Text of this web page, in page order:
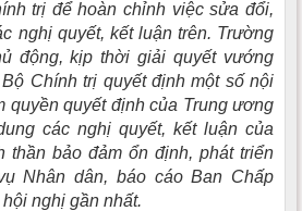
trị để hoàn chỉnh việc sửa đổi,
nghị quyết, kết luận trên. Trường
động, kịp thời giải quyết vướng
Chính trị quyết định một số nội
quyền quyết định của Trung ương
các nghị quyết, kết luận của
thần bảo đảm ổn định, phát triển
Nhân dân, báo cáo Ban Chấp
nghị gần nhất.